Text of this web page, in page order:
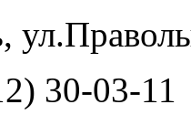
30-03-11